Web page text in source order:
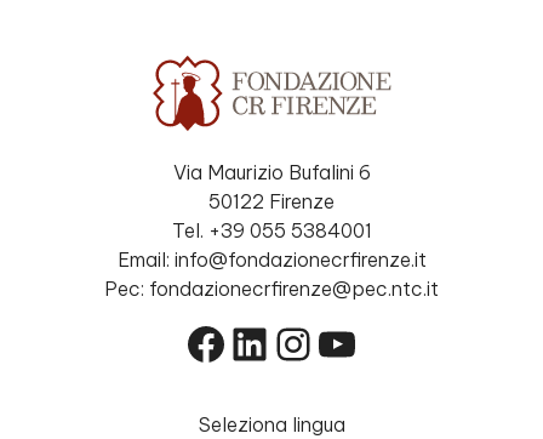
Via Maurizio Bufalini 6
50122 Firenze
Tel. +39 055 5384001
Email: info@fondazionecrfirenze.it
Pec: fondazionecrfirenze@pec.ntc.it
Facebook
LinkedIn
Instagram
YouTube
Seleziona lingua